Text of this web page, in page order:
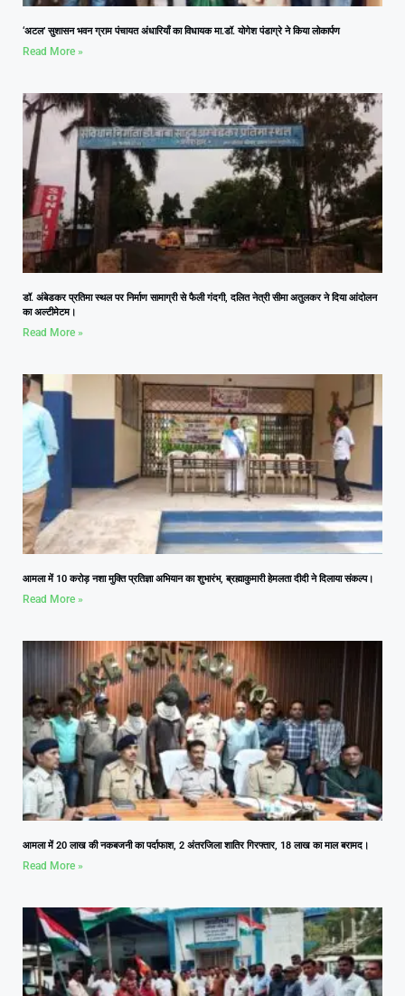
‘अटल’ सुशासन भवन ग्राम पंचायत अंधारियाँ का विधायक मा.डॉ. योगेश पंडाग्रे ने किया लोकार्पण
Read More »
डॉ. अंबेडकर प्रतिमा स्थल पर निर्माण सामाग्री से फैली गंदगी, दलित नेत्री सीमा अतुलकर ने दिया आंदोलन
का अल्टीमेटम।
Read More »
आमला में 10 करोड़ नशा मुक्ति प्रतिज्ञा अभियान का शुभारंभ, ब्रह्माकुमारी हेमलता दीदी ने दिलाया संकल्प।
Read More »
आमला में 20 लाख की नकबजनी का पर्दाफाश, 2 अंतरजिला शातिर गिरफ्तार, 18 लाख का माल बरामद।
Read More »